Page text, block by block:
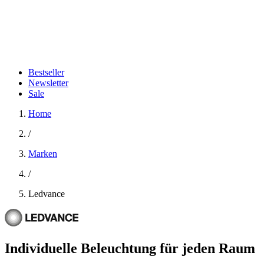
Bestseller
Newsletter
Sale
Home
/
Marken
/
Ledvance
Individuelle Beleuchtung für jeden Raum